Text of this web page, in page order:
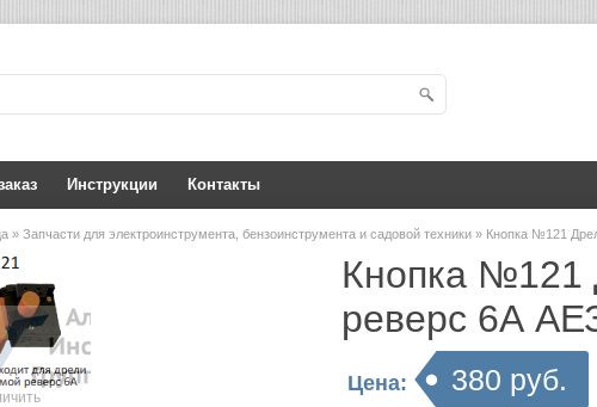
Инструкции Контакты
» Запчасти для электроинструмента, бензоинструмента и садовой техники » Кнопка №121
Кнопка №121
реверс 6А
Цена: 380 руб.